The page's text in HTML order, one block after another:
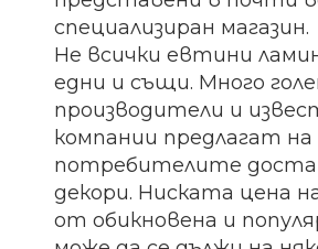
специализиран магазин.
Не всички евтини
едни и същи. Много
производители и
компании предлагат на
потребителите
декори. Ниската цена
от обикновена и